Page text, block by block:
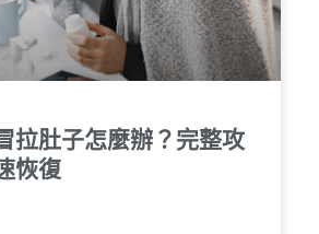
拉肚子怎麼辦？完整攻
恢復